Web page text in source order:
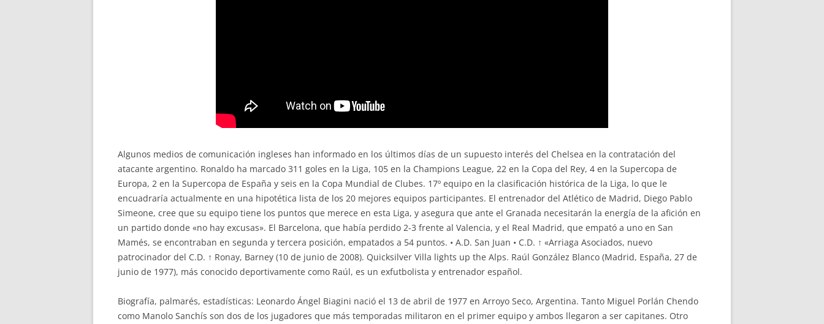
Algunos medios de comunicación ingleses han informado en los últimos días de un supuesto interés del Chelsea en la contratación del
atacante argentino. Ronaldo ha marcado 311 goles en la Liga, 105 en la Champions League, 22 en la Copa del Rey, 4 en la Supercopa de
Europa, 2 en la Supercopa de España y seis en la Copa Mundial de Clubes. 17º equipo en la clasificación histórica de la Liga, lo que le
encuadraría actualmente en una hipotética lista de los 20 mejores equipos participantes. El entrenador del Atlético de Madrid, Diego Pablo
Simeone, cree que su equipo tiene los puntos que merece en esta Liga, y asegura que ante el Granada necesitarán la energía de la afición en
un partido donde «no hay excusas». El Barcelona, que había perdido 2-3 frente al Valencia, y el Real Madrid, que empató a uno en San
Mamés, se encontraban en segunda y tercera posición, empatados a 54 puntos. • A.D. San Juan • C.D. ↑ «Arriaga Asociados, nuevo
patrocinador del C.D. ↑ Ronay, Barney (10 de junio de 2008). Quicksilver Villa lights up the Alps. Raúl González Blanco (Madrid, España, 27 de
junio de 1977), más conocido deportivamente como Raúl, es un exfutbolista y entrenador español.
Biografía, palmarés, estadísticas: Leonardo Ángel Biagini nació el 13 de abril de 1977 en Arroyo Seco, Argentina. Tanto Miguel Porlán Chendo
como Manolo Sanchís son dos de los jugadores que más temporadas militaron en el primer equipo y ambos llegaron a ser capitanes. Otro